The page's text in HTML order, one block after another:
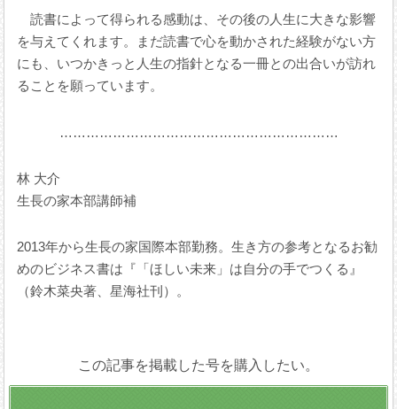
読書によって得られる感動は、その後の人生に大きな影響
を与えてくれます。まだ読書で心を動かされた経験がない方
にも、いつかきっと人生の指針となる一冊との出合いが訪れ
ることを願っています。
………………………………………………………
林 大介
生長の家本部講師補
2013年から生長の家国際本部勤務。生き方の参考となるお勧
めのビジネス書は『「ほしい未来」は自分の手でつくる』
（鈴木菜央著、星海社刊）。
この記事を掲載した号を購入したい。